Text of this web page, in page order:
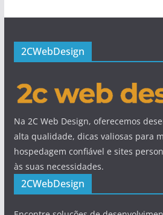
2CWebDesign
Na 2C Web Design, oferecemos
alta qualidade, dicas valiosas para
hospedagem confiável e sites
às suas necessidades.
2CWebDesign